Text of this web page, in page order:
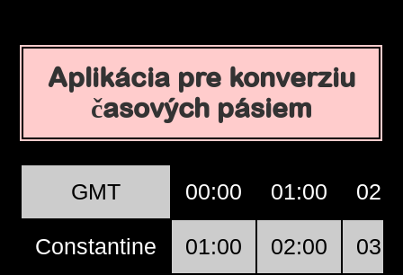
Aplikácia pre konverziu
časových pásiem
GMT 00:00 01:00
Constantine 01:00 02:00